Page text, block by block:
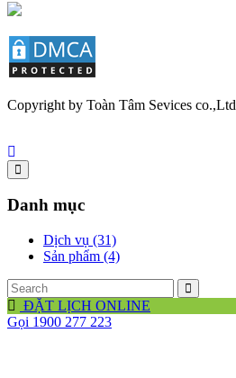
Copyright by Toàn Tâm Sevices co.,Ltd
Danh mục
Dịch vụ (31)
Sản phẩm (4)
ĐẶT LỊCH ONLINE
Gọi 1900 277 223